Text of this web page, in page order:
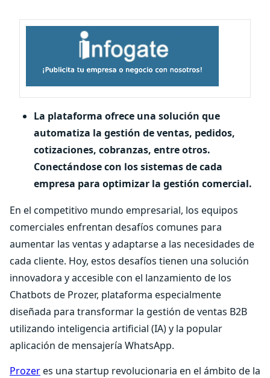
La plataforma ofrece una solución que
automatiza la gestión de ventas, pedidos,
cotizaciones, cobranzas, entre otros.
Conectándose con los sistemas de cada
empresa para optimizar la gestión comercial.
En el competitivo mundo empresarial, los equipos
comerciales enfrentan desafíos comunes para
aumentar las ventas y adaptarse a las necesidades de
cada cliente. Hoy, estos desafíos tienen una solución
innovadora y accesible con el lanzamiento de los
Chatbots de Prozer, plataforma especialmente
diseñada para transformar la gestión de ventas B2B
utilizando inteligencia artificial (IA) y la popular
aplicación de mensajería WhatsApp.
Prozeres una startup revolucionaria en el ámbito de la